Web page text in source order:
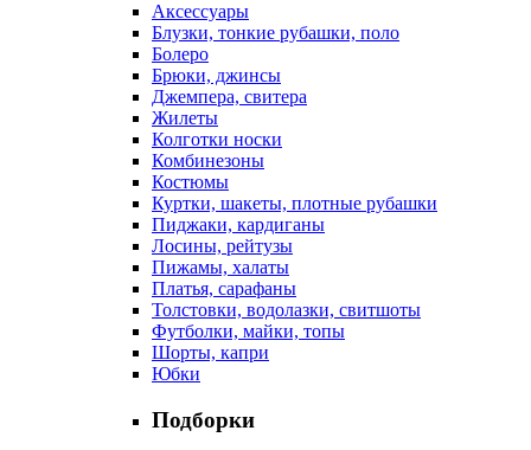
Аксессуары
Блузки, тонкие рубашки, поло
Болеро
Брюки, джинсы
Джемпера, свитера
Жилеты
Колготки носки
Комбинезоны
Костюмы
Куртки, шакеты, плотные рубашки
Пиджаки, кардиганы
Лосины, рейтузы
Пижамы, халаты
Платья, сарафаны
Толстовки, водолазки, свитшоты
Футболки, майки, топы
Шорты, капри
Юбки
Подборки